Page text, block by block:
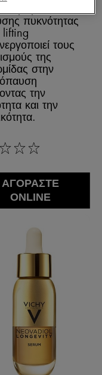
πυκνότητας
τους
της
στην
την
και​ την
ΑΓΟΡΑΣΤΕ
ONLINE